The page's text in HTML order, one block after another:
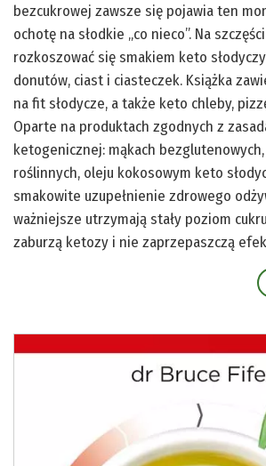
bezcukrowej zawsze się pojawia ten
ochotę na słodkie „co nieco”. Na
rozkoszować się smakiem keto
donutów, ciast i ciasteczek. Książka
na fit słodycze, a także keto chleby,
Oparte na produktach zgodnych z
ketogenicznej: mąkach
roślinnych, oleju kokosowym keto
smakowite uzupełnienie zdrowego
ważniejsze utrzymają stały poziom
zaburzą ketozy i nie zaprzepaszczą